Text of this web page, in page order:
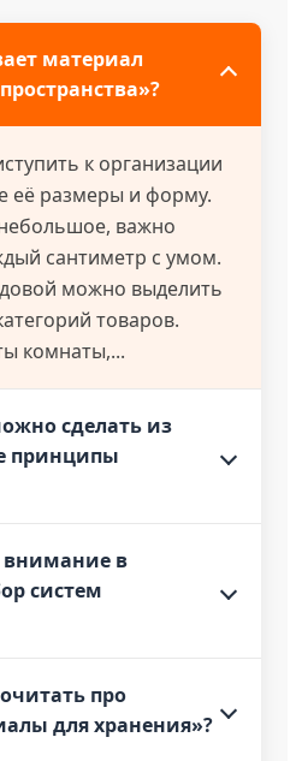
материал
к организации
её размеры и форму.
важно
сантиметр с умом.
можно выделить
товаров.
комнаты,...
сделать из
принципы
внимание в
систем
про
для хранения»?